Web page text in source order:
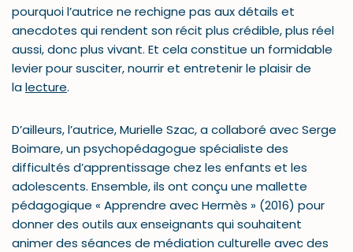
pourquoi l’autrice ne rechigne pas aux détails et
anecdotes qui rendent son récit plus crédible, plus réel
aussi, donc plus vivant. Et cela constitue un formidable
levier pour susciter, nourrir et entretenir le plaisir de
lalecture.
D’ailleurs, l’autrice, Murielle Szac, a collaboré avec Serge
Boimare, un psychopédagogue spécialiste des
difficultés d’apprentissage chez les enfants et les
adolescents. Ensemble, ils ont conçu une mallette
pédagogique « Apprendre avec Hermès » (2016) pour
donner des outils aux enseignants qui souhaitent
animer des séances de médiation culturelle avec des